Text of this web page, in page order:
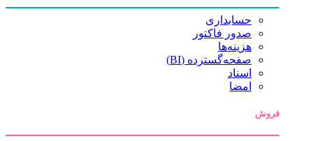
حسابداری
صدور فاکتور
هزینه‌ها
صفحه‌گسترده (BI)
اسناد
امضا
فروش